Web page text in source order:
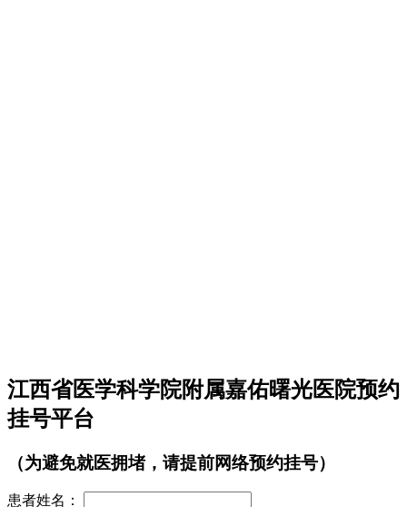
江西省医学科学院附属嘉佑曙光医院预约
挂号平台
（为避免就医拥堵，请提前网络预约挂号）
患者姓名：